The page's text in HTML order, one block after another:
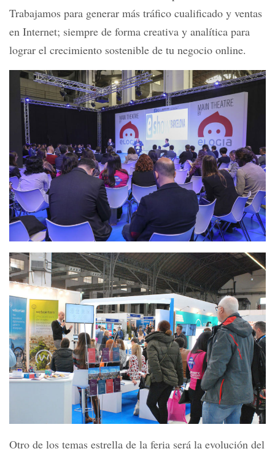
Trabajamos para generar más tráfico cualificado y ventas
en Internet; siempre de forma creativa y analítica para
lograr el crecimiento sostenible de tu negocio online.
Otro de los temas estrella de la feria será la evolución del